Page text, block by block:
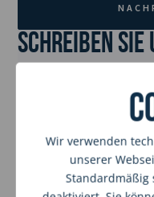
Schreiben Sie
47259 Duisburg
Kontakt
Wir verwenden
unserer
Standardmäßig